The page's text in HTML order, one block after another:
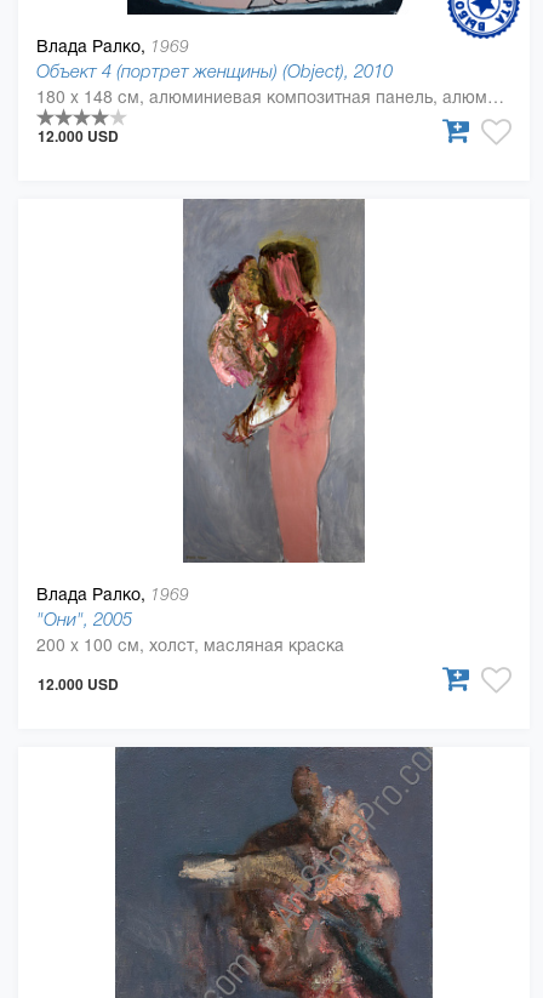
Влада Ралко, 1969
Объект 4 (портрет женщины) (Object), 2010
180 x 148 см, алюминиевая композитная панель, алюминиевый полимер, масляная краска
12.000 USD
Влада Ралко, 1969
"Они", 2005
200 x 100 см, холст, масляная краска
12.000 USD